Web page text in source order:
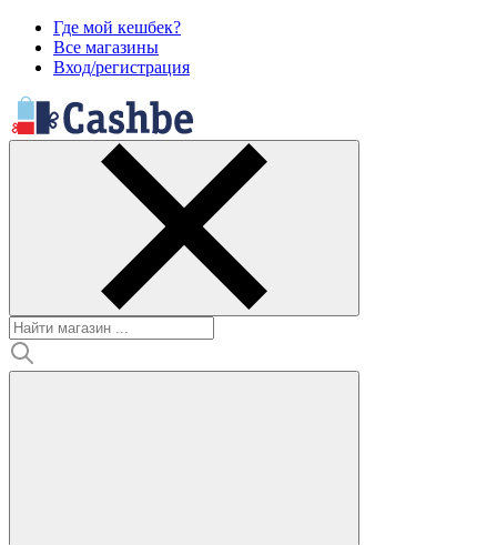
Где мой кешбек?
Все магазины
Вход/регистрация